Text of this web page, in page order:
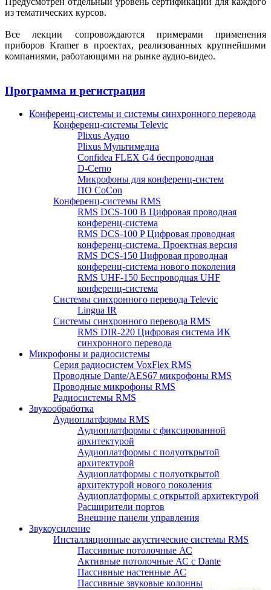
из тематических курсов.
Все лекции сопровождаются примерами применения
приборов Kramer в проектах, реализованных крупнейшими
компаниями, работающими на рынке аудио-видео.
Программа и регистрация
Конференц-системы и системы синхронного перевода
Конференц-системы Televic
Plixus Аудио
Plixus Мультимедиа
Confidea FLEX G4 беспроводная
D-Cerno
Микрофоны для конференц-систем
ПО CoCon
Конференц-системы RMS
RMS DCS-100 B Цифровая проводная
конференц-система
RMS DCS-100 P Цифровая проводная
конференц-система. Проектная версия
RMS DCS-150 Цифровая проводная
конференц-система нового поколения
RMS UHF-150 Беспроводная UHF
конференц-система
Системы синхронного перевода Televic
Lingua IR
Системы синхронного перевода RMS
RMS DIR-220 Цифровая система ИК
синхронного перевода
Микрофоны и радиосистемы
Серия радиосистем VoxFlex RMS
Проводные Dante/AES67 микрофоны RMS
Проводные микрофоны RMS
Радиосистемы RMS
Звукообработка
Аудиоплатформы RMS
Аудиоплатформы с фиксированной
архитектурой
Аудиоплатформы с полуоткрытой
архитектурой
Аудиоплатформы с полуоткрытой
архитектурой нового поколения
Аудиоплатформы с открытой архитектурой
Расширители портов
Внешние панели управления
Звукоусиление
Инсталляционные акустические системы RMS
Пассивные потолочные АС
Активные потолочные АС с Dante
Пассивные настенные АС
Пассивные звуковые колонны